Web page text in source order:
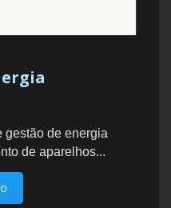
gestão de energia
de aparelhos...